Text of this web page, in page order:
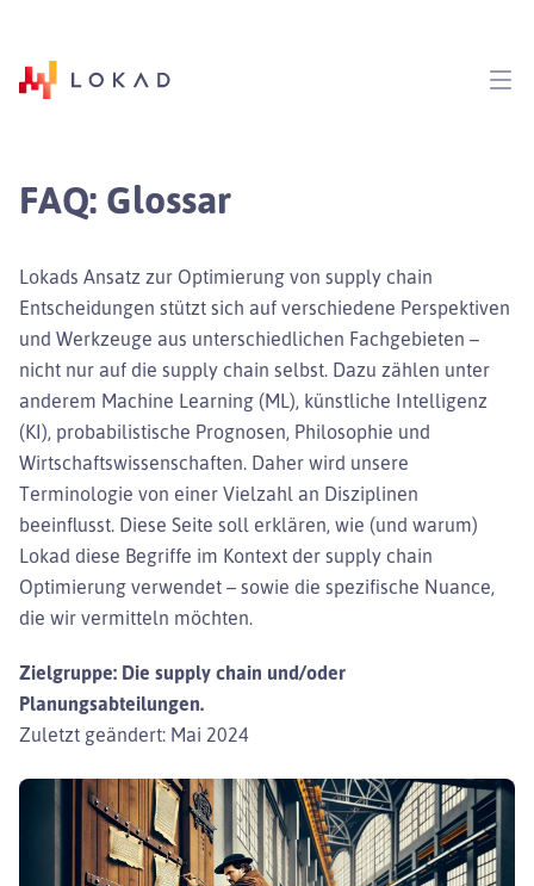
FAQ: Glossar
Lokads Ansatz zur Optimierung von supply chain
Entscheidungen stützt sich auf verschiedene Perspektiven
und Werkzeuge aus unterschiedlichen Fachgebieten –
nicht nur auf die supply chain selbst. Dazu zählen unter
anderem Machine Learning (ML), künstliche Intelligenz
(KI), probabilistische Prognosen, Philosophie und
Wirtschaftswissenschaften. Daher wird unsere
Terminologie von einer Vielzahl an Disziplinen
beeinflusst. Diese Seite soll erklären, wie (und warum)
Lokad diese Begriffe im Kontext der supply chain
Optimierung verwendet – sowie die spezifische Nuance,
die wir vermitteln möchten.
Zielgruppe: Die supply chain und/oder
Planungsabteilungen.
Zuletzt geändert: Mai 2024